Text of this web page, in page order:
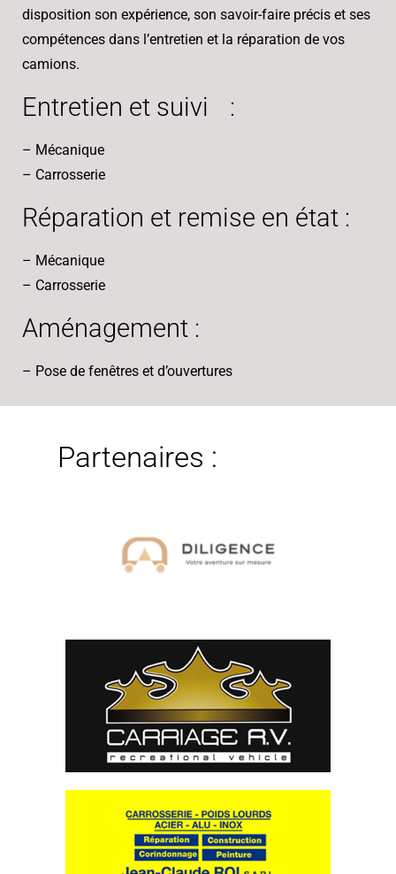
disposition son expérience, son savoir-faire précis et ses
compétences dans l’entretien et la réparation de vos
camions.
Entretien et suivi :
– Mécanique
– Carrosserie
Réparation et remise en état :
– Mécanique
– Carrosserie
Aménagement :
– Pose de fenêtres et d’ouvertures
Partenaires :